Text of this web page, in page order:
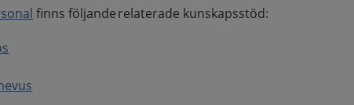
finns följande relaterade kunskapsstöd: